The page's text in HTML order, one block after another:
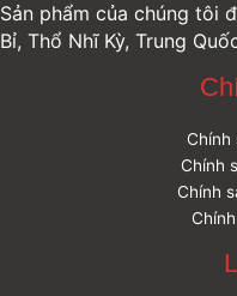
Sản phẩm của chúng tôi
Bỉ, Thổ Nhĩ Kỳ, Trung
Chính
Chính
Chính